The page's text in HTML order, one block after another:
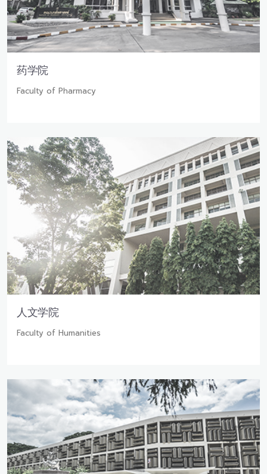
药学院
Faculty of Pharmacy
人文学院
Faculty of Humanities